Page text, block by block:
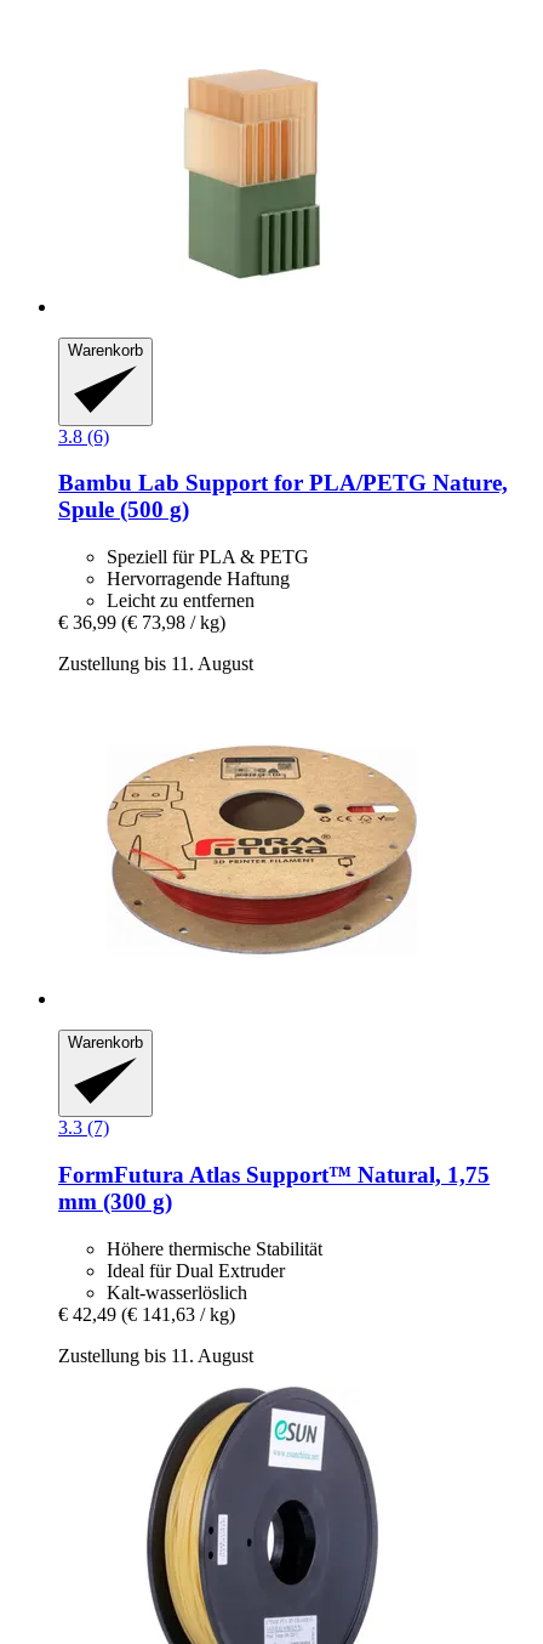
Warenkorb
3.8 (6)
Bambu Lab Support for PLA/PETG Nature,
Spule (500 g)
Speziell für PLA & PETG
Hervorragende Haftung
Leicht zu entfernen
€ 36,99 (€ 73,98 / kg)
Zustellung bis 11. August
Warenkorb
3.3 (7)
FormFutura Atlas Support™ Natural, 1,75
mm (300 g)
Höhere thermische Stabilität
Ideal für Dual Extruder
Kalt-wasserlöslich
€ 42,49 (€ 141,63 / kg)
Zustellung bis 11. August